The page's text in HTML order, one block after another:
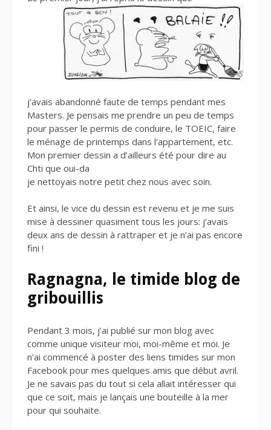
j’avais abandonné faute de temps pendant mes
Masters. Je pensais me prendre un peu de temps
pour passer le permis de conduire, le TOEIC, faire
le ménage de printemps dans l’appartement, etc.
Mon premier dessin a d’ailleurs été pour dire au
Chti que oui-da
je nettoyais notre petit chez nous avec soin.
Et ainsi, le vice du dessin est revenu et je me suis
mise à dessiner quasiment tous les jours: j’avais
deux ans de dessin à rattraper et je n’ai pas encore
fini !
Ragnagna, le timide blog de
gribouillis
Pendant 3 mois, j’ai publié sur mon blog avec
comme unique visiteur moi, moi-même et moi. Je
n’ai commencé à poster des liens timides sur mon
Facebook pour mes quelques amis que début avril.
Je ne savais pas du tout si cela allait intéresser qui
que ce soit, mais je lançais une bouteille à la mer
pour qui souhaite.